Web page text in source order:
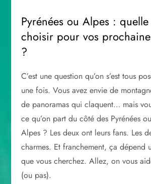
Pyrénées ou Alpes :
choisir pour vos
?
C’est une question qu’on s’est tous
une fois. Vous avez envie de
de panoramas qui claquent… mais
ce qu’on part du côté des Pyrénées
Alpes ? Les deux ont leurs fans. Les
charmes. Et franchement, ça dépend
que vous cherchez. Allez, on vous
(ou pas).